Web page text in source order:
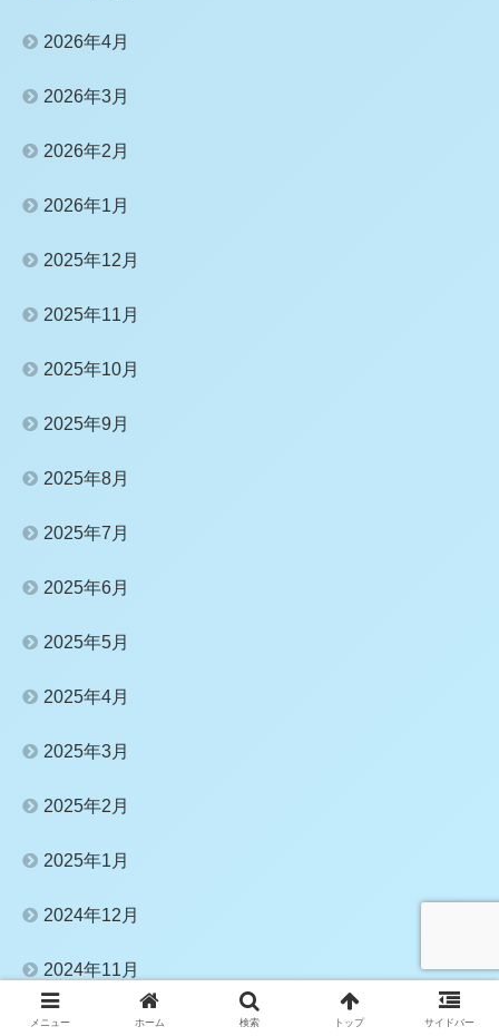
2026年4月
2026年3月
2026年2月
2026年1月
2025年12月
2025年11月
2025年10月
2025年9月
2025年8月
2025年7月
2025年6月
2025年5月
2025年4月
2025年3月
2025年2月
2025年1月
2024年12月
2024年11月
2024年10月
メニュー ホーム 検索 トップ サイドバー